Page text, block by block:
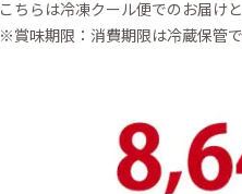
こちらは冷凍クール便でのお届けと
※賞味期限：消費期限は冷蔵保管